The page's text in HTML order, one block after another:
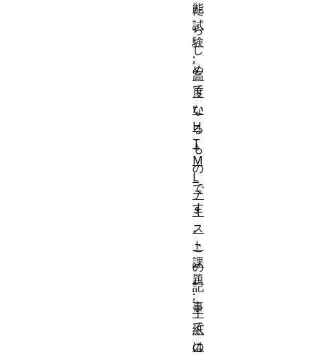
た
ら
し
め
て
い
る
も
の
で
す
。
こ
の
記
事
で
は
能
試
験
:
高
度
な
H
T
M
L
テ
キ
ス
ト
課
題
:
手
紙
の